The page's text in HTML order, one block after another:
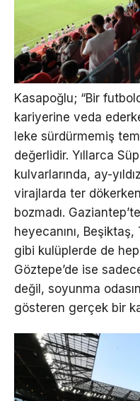
Kasapoğlu; “Bir
kariyerine veda
leke sürdürmemiş
değerlidir. Yıllarca
kulvarlarında, ay-
virajlarda ter
bozmadı.
heyecanını,
gibi kulüplerde de
Göztepe’de ise
değil, soyunma
gösteren gerçek bir